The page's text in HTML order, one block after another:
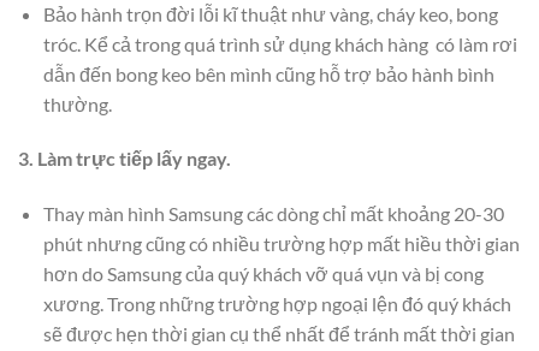
Bảo hành trọn đời lỗi kĩ thuật như vàng, cháy keo, bong
tróc. Kể cả trong quá trình sử dụng khách hàng có làm rơi
dẫn đến bong keo bên mình cũng hỗ trợ bảo hành bình
thường.
3. Làm trực tiếp lấy ngay.
Thay màn hình Samsung các dòng chỉ mất khoảng 20-30
phút nhưng cũng có nhiều trường hợp mất hiều thời gian
hơn do Samsung của quý khách vỡ quá vụn và bị cong
xương. Trong những trường hợp ngoại lện đó quý khách
sẽ được hẹn thời gian cụ thể nhất để tránh mất thời gian